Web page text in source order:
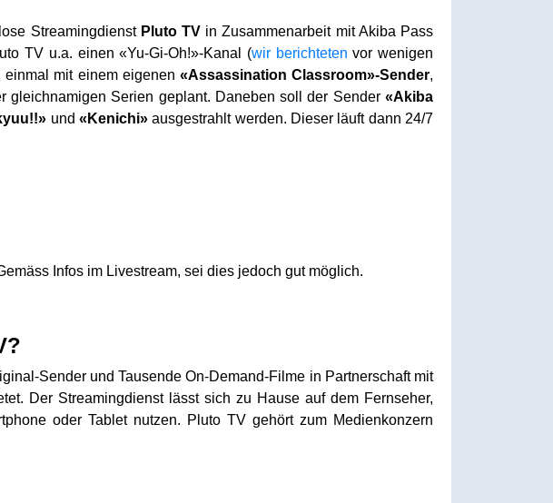
Streamingdienst Pluto TVin Zusammenarbeit mit Akiba Pass
TV u.a. einen «Yu-Gi-Oh!»-Kanal (wir berichteten vor wenigen
mit einem eigenen «Assassination Classroom»-Sender,
Serien geplant. Daneben soll der Sender«Akiba
und «Kenichi»ausgestrahlt werden. Dieser läuft dann 24/7
Infos im Livestream, sei dies jedoch gut möglich.
Sender und Tausende On-Demand-Filme in Partnerschaft mit
Der Streamingdienst lässt sich zu Hause auf dem Fernseher,
oder Tablet nutzen. Pluto TV gehört zum Medienkonzern